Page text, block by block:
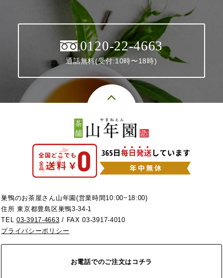
0120-22-4663
通話無料(受付:10時〜18時)
巣鴨のお茶屋さん山年園(営業時間10:00~18:00)
住所 東京都豊島区巣鴨3-34-1
TEL03-3917-4663 / FAX 03-3917-4010
プライバシーポリシー
お電話でのご注文はコチラ